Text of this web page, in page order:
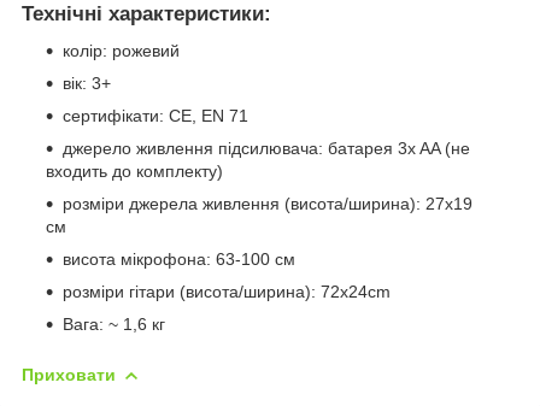
Технічні характеристики:
колір: рожевий
вік: 3+
сертифікати: CE, EN 71
джерело живлення підсилювача: батарея 3x AA (не
входить до комплекту)
розміри джерела живлення (висота/ширина): 27x19
см
висота мікрофона: 63-100 см
розміри гітари (висота/ширина): 72x24cm
Вага: ~ 1,6 кг
Приховати